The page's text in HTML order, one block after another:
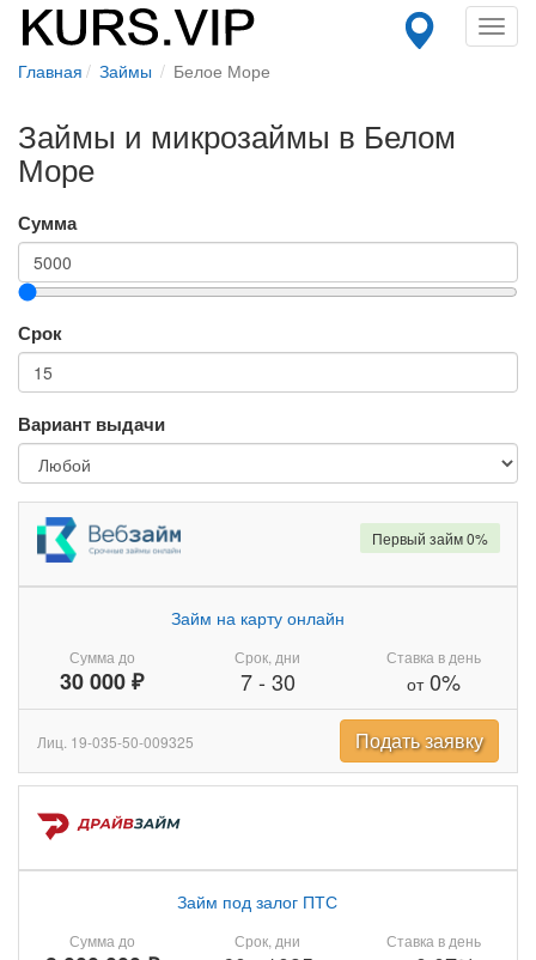
Главная Займы Белое Море
Займы и микрозаймы в Белом
Море
Сумма
Срок
Вариант выдачи
Сумма до
30 000 ₽
Займ на карту онлайн
Срок, дни
7- 30
Ставка в день
от0%
Первый займ 0%
Лиц. 19-035-50-009325 Подать заявку
Сумма до
Займ под залог ПТС
Срок, дни Ставка в день